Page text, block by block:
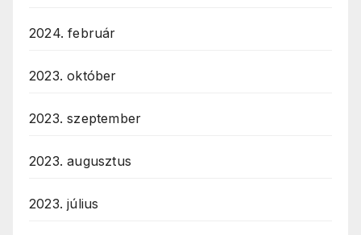
2024. február
2023. október
2023. szeptember
2023. augusztus
2023. július